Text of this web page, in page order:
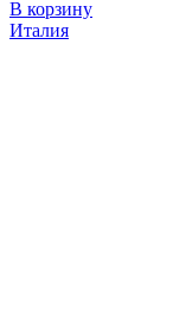
В корзину
Италия